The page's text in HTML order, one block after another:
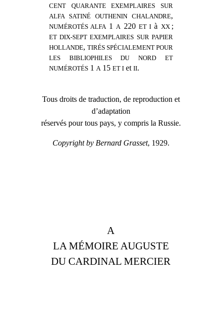
CENT QUARANTE EXEMPLAIRES SUR
ALFA SATINÉ OUTHENIN CHALANDRE,
NUMÉROTÉS ALFA 1 A 220 ET I à XX;
ET DIX-SEPT EXEMPLAIRES SUR PAPIER
HOLLANDE, TIRÉS SPÉCIALEMENT POUR
LES BIBLIOPHILES DU NORD ET
NUMÉROTÉS1 A 15 ET Iet II.
Tous droits de traduction, de reproduction et
d’adaptation
réservés pour tous pays, y compris la Russie.
Copyright byBernard Grasset, 1929.
A
LA MÉMOIRE AUGUSTE
DU CARDINAL MERCIER